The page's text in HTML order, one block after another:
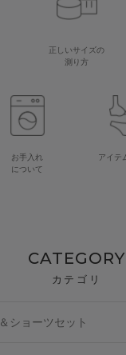
正しいサイズの
測り方
お手入れ
について
アイテ
CATEGORY
カテゴリ
ショーツセット